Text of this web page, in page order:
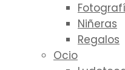
Niñeras
Regalos
Ocio